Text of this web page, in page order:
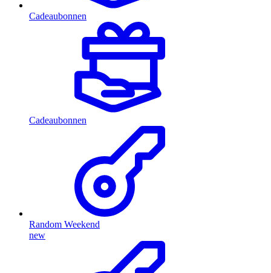
Cadeaubonnen
Cadeaubonnen
Random Weekend
new